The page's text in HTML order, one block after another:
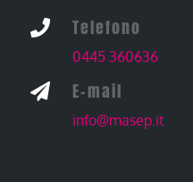
 Telefono
0445 360636
 E-mail
info@masep.it